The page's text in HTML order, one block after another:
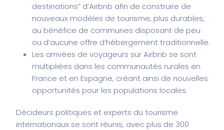
destinations” d’Airbnb afin de construire de
nouveaux modèles de tourisme, plus durables,
au bénéfice de communes disposant de peu
ou d’aucune offre d’hébergement traditionnelle.
Les arrivées de voyageurs sur Airbnb se sont
multipliées dans les communautés rurales en
France et en Espagne, créant ainsi de nouvelles
opportunités pour les populations locales.
Décideurs politiques et experts du tourisme
internationaux se sont réunis, avec plus de 300